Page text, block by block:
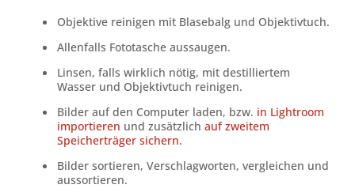
Objektive reinigen mit Blasebalg und Objektivtuch.
Allenfalls Fototasche aussaugen.
Linsen, falls wirklich nötig, mit destilliertem
Wasser und Objektivtuch reinigen.
Bilder auf den Computer laden, bzw. in Lightroom
importieren und zusätzlich auf zweitem
Speicherträger sichern.
Bilder sortieren, Verschlagworten, vergleichen und
aussortieren.